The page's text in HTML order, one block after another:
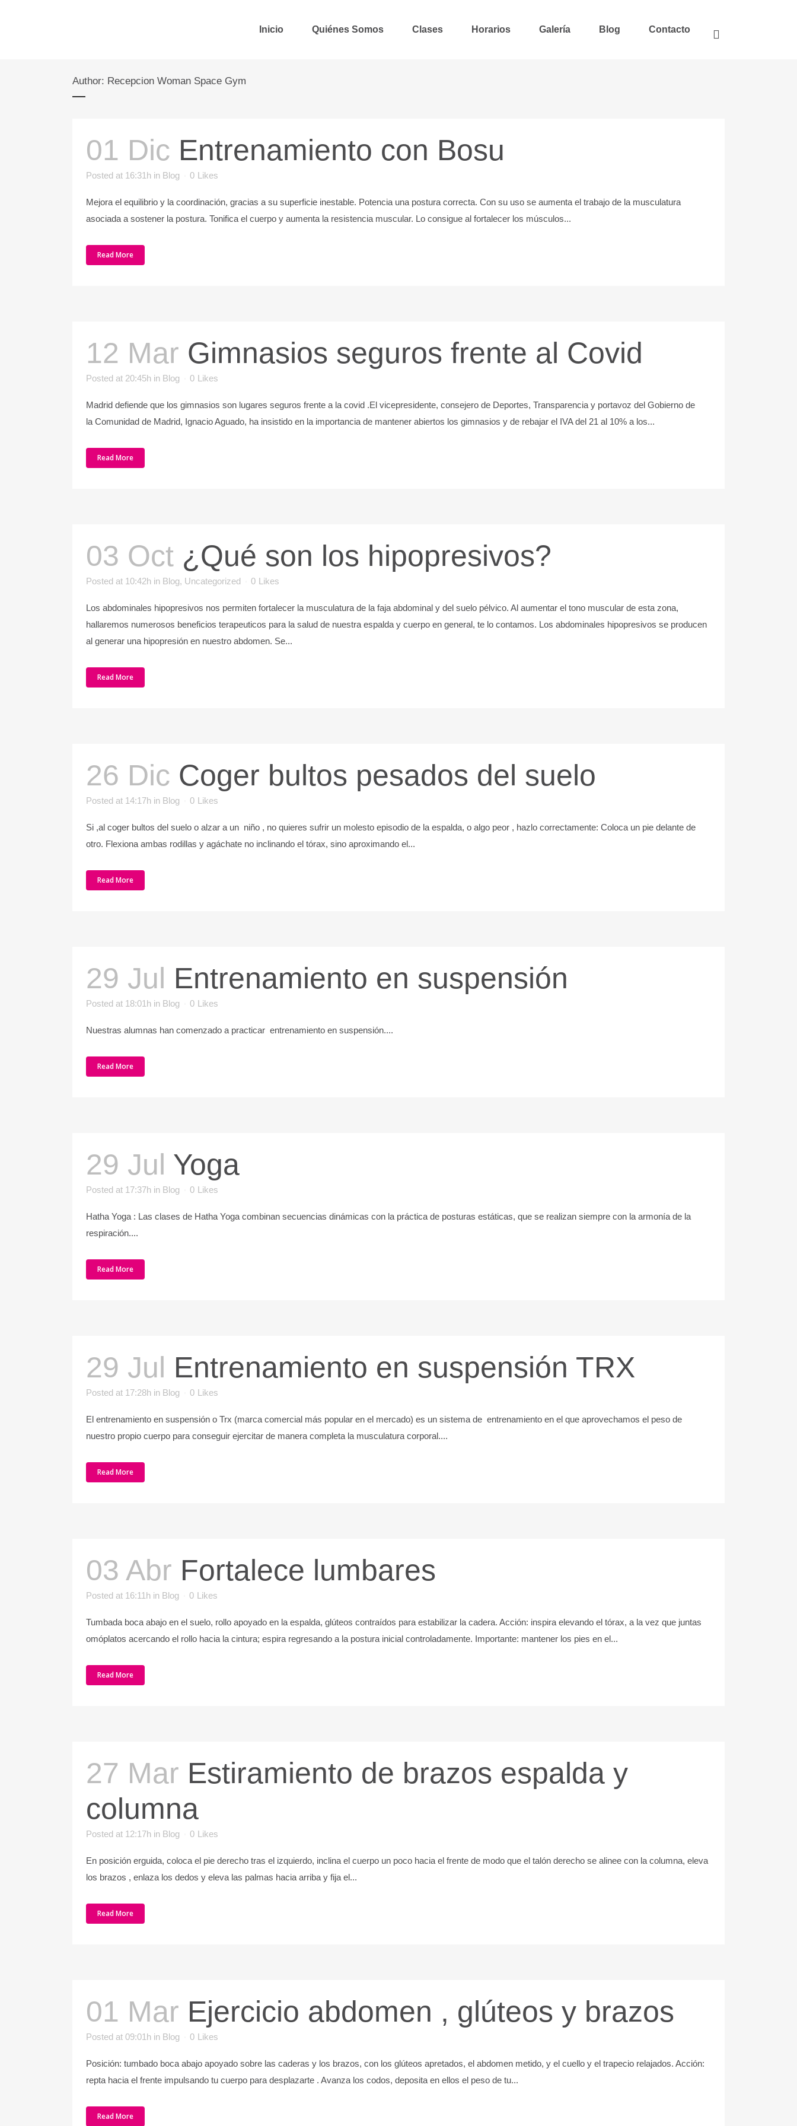
Inicio Quiénes Somos Clases Horarios Galería Blog Contacto
Author: Recepcion Woman Space Gym
01 Dic Entrenamiento con Bosu
Posted at 16:31h in Blog 0 Likes
Mejora el equilibrio y la coordinación, gracias a su superficie inestable. Potencia una postura correcta. Con su uso se aumenta el trabajo de la musculatura
asociada a sostener la postura. Tonifica el cuerpo y aumenta la resistencia muscular. Lo consigue al fortalecer los músculos...
Read More
12 Mar Gimnasios seguros frente al Covid
Posted at 20:45h in Blog 0 Likes
Madrid defiende que los gimnasios son lugares seguros frente a la covid .El vicepresidente, consejero de Deportes, Transparencia y portavoz del Gobierno de
la Comunidad de Madrid, Ignacio Aguado, ha insistido en la importancia de mantener abiertos los gimnasios y de rebajar el IVA del 21 al 10% a los...
Read More
03 Oct ¿Qué son los hipopresivos?
Posted at 10:42h in Blog, Uncategorized 0 Likes
Los abdominales hipopresivos nos permiten fortalecer la musculatura de la faja abdominal y del suelo pélvico. Al aumentar el tono muscular de esta zona,
hallaremos numerosos beneficios terapeuticos para la salud de nuestra espalda y cuerpo en general, te lo contamos. Los abdominales hipopresivos se producen
al generar una hipopresión en nuestro abdomen. Se...
Read More
26 Dic Coger bultos pesados del suelo
Posted at 14:17h in Blog 0 Likes
Si ,al coger bultos del suelo o alzar a un niño , no quieres sufrir un molesto episodio de la espalda, o algo peor , hazlo correctamente: Coloca un pie delante de
otro. Flexiona ambas rodillas y agáchate no inclinando el tórax, sino aproximando el...
Read More
29 Jul Entrenamiento en suspensión
Posted at 18:01h in Blog 0 Likes
Nuestras alumnas han comenzado a practicar entrenamiento en suspensión....
Read More
29 Jul Yoga
Posted at 17:37h in Blog 0 Likes
Hatha Yoga : Las clases de Hatha Yoga combinan secuencias dinámicas con la práctica de posturas estáticas, que se realizan siempre con la armonía de la
respiración....
Read More
29 Jul Entrenamiento en suspensión TRX
Posted at 17:28h in Blog 0 Likes
El entrenamiento en suspensión o Trx (marca comercial más popular en el mercado) es un sistema de entrenamiento en el que aprovechamos el peso de
nuestro propio cuerpo para conseguir ejercitar de manera completa la musculatura corporal....
Read More
03 Abr Fortalece lumbares
Posted at 16:11h in Blog 0 Likes
Tumbada boca abajo en el suelo, rollo apoyado en la espalda, glúteos contraídos para estabilizar la cadera. Acción: inspira elevando el tórax, a la vez que juntas
omóplatos acercando el rollo hacia la cintura; espira regresando a la postura inicial controladamente. Importante: mantener los pies en el...
Read More
27 Mar Estiramiento de brazos espalda y
columna
Posted at 12:17h in Blog 0 Likes
En posición erguida, coloca el pie derecho tras el izquierdo, inclina el cuerpo un poco hacia el frente de modo que el talón derecho se alinee con la columna, eleva
los brazos , enlaza los dedos y eleva las palmas hacia arriba y fija el...
Read More
01 Mar Ejercicio abdomen , glúteos y brazos
Posted at 09:01h in Blog 0 Likes
Posición: tumbado boca abajo apoyado sobre las caderas y los brazos, con los glúteos apretados, el abdomen metido, y el cuello y el trapecio relajados. Acción:
repta hacia el frente impulsando tu cuerpo para desplazarte . Avanza los codos, deposita en ellos el peso de tu...
Read More